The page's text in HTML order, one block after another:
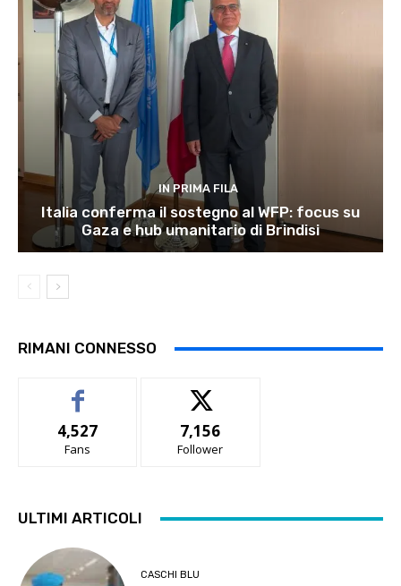
IN PRIMA FILA
Italia conferma il sostegno al WFP: focus su
Gaza e hub umanitario di Brindisi
RIMANI CONNESSO
4,527
Fans
7,156
Follower
ULTIMI ARTICOLI
CASCHI BLU